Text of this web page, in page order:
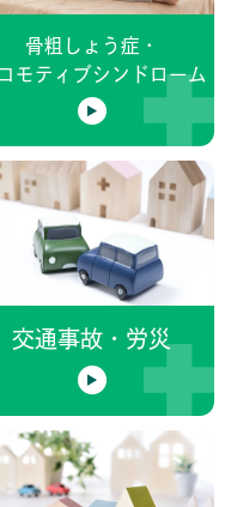
骨粗しょう症・
モティブシンドローム
交通事故・労災